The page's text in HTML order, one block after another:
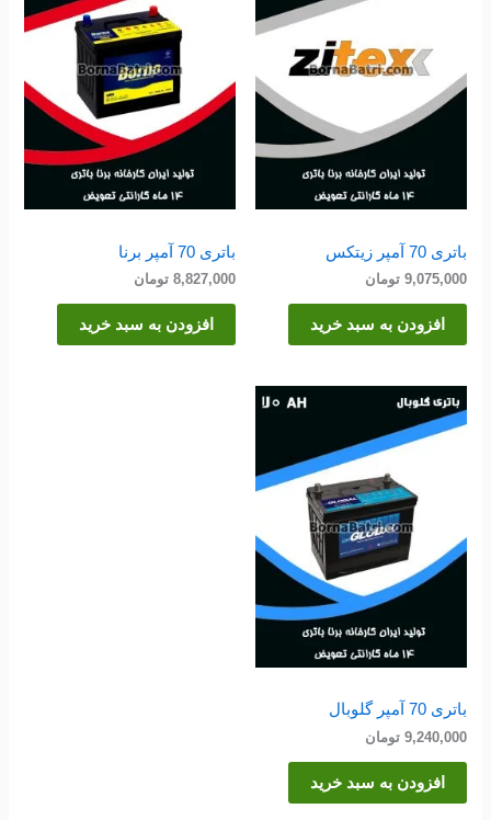
باتری 70 آمپر زیتکس
9,075,000 تومان
افزودن به سبد خرید
باتری 70 آمپر برنا
8,827,000 تومان
افزودن به سبد خرید
باتری 70 آمپر گلوبال
9,240,000 تومان
افزودن به سبد خرید